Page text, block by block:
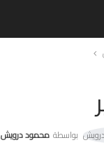
بواسطة محمود درويش